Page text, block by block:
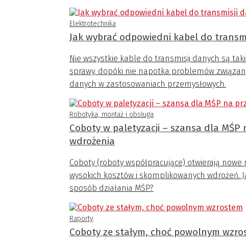
Elektrotechnika
Jak wybrać odpowiedni kabel do
Nie wszystkie kable do transmisji danych są
sprawy, dopóki nie napotka problemów
danych w zastosowaniach przemysłowych.
Robotyka, montaż i obsługa
Coboty w paletyzacji – szansa dla MŚP
wdrożenia
Coboty (roboty współpracujące) otwierają
wysokich kosztów i skomplikowanych wdrożeń.
sposób działania MŚP?
Raporty
Coboty ze stałym, choć powolnym